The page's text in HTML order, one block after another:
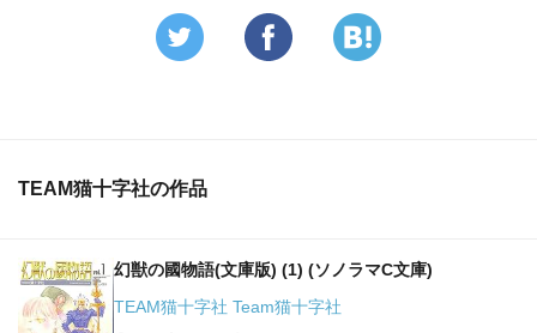
TEAM猫十字社の作品
幻獣の國物語(文庫版) (1) (ソノラマC文庫)
TEAM猫十字社 Team猫十字社